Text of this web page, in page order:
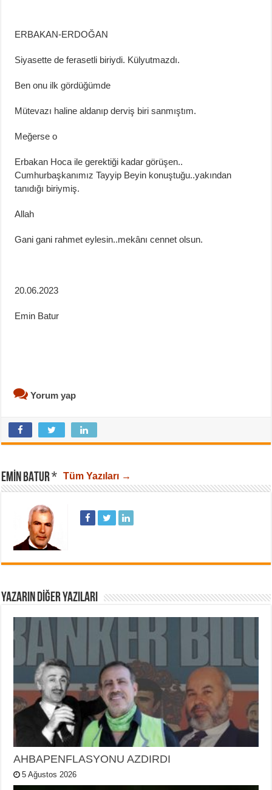
ERBAKAN-ERDOĞAN
Siyasette de ferasetli biriydi. Külyutmazdı.
Ben onu ilk gördüğümde
Mütevazı haline aldanıpderviş biri sanmıştım.
Meğerse o
Erbakan Hoca ile gerektiği kadargörüşen..
Cumhurbaşkanımız Tayyip Beyin konuştuğu..yakından
tanıdığı biriymiş.
Allah
Gani gani rahmeteylesin..mekânı cennet olsun.
20.06.2023
Emin Batur
Yorum yap
EMIN BATUR * Tüm Yazıları →
YAZARIN DIĞER YAZILARI
AHBAPENFLASYONU AZDIRDI
5 Ağustos 2026